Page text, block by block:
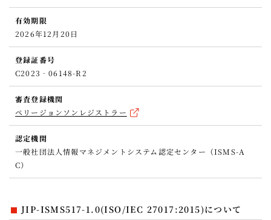
有効期限
2026年12月20日
登録証番号
C2023‐06148-R2
審査登録機関
ペリージョンソンレジストラー
認定機関
一般社団法人情報マネジメントシステム認定センター（ISMS-A
C）
JIP-ISMS517-1.0(ISO/IEC 27017:2015)について